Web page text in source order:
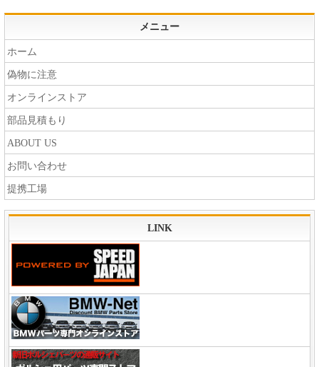
メニュー
ホーム
偽物に注意
オンラインストア
部品見積もり
ABOUT US
お問い合わせ
提携工場
LINK